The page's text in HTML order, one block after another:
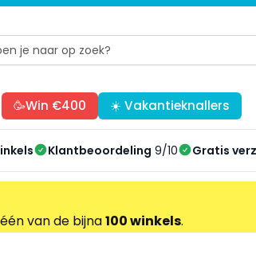
🥳Win €400 ☀️ Vakantieknallers
Klantbeoordeling 9/10 Gratis
van de bijna100 winkels.